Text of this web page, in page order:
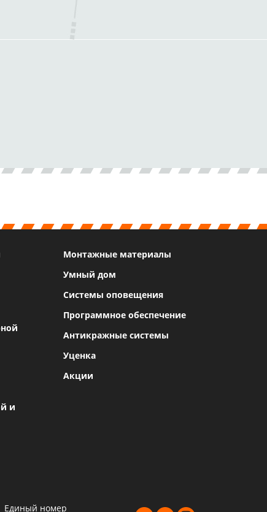
и
Монтажные материалы
Умный дом
Системы оповещения
Программное обеспечение
Антикражные системы
Уценка
Акции
Единый номер